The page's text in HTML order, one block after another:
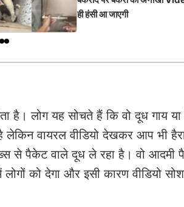
ही हंसी आ जाएगी
लोग यह सोचते हैं कि वो दूध गाय या
है लेकिन वायरल वीडियो देखकर आप भी
से पैकेट वाले दूध ले रहा है। वो
को देगा और इसी कारण वीडियो